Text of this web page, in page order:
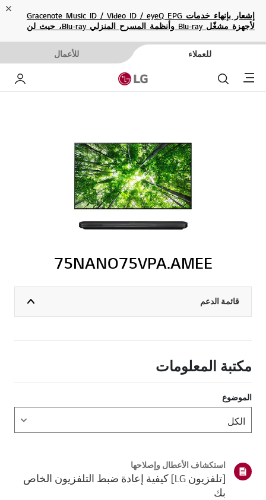
إشعار بإنهاء خدمات Gracenote Music ID / Video ID / eyeQ EPG
لأجهزة مشغّل Blu-ray وأنظمة المسرح المنزلي Blu-ray، حيث لن
للعملاء للأعمال
Menu بحث
75NANO75VPA.AMEE
قائمة الدعم
مكتبة المعلومات
الموضوع
استكشاف الأعطال وإصلاحها
[تلفزيون LG] كيفية إعادة ضبط التلفزيون الخاص
بك